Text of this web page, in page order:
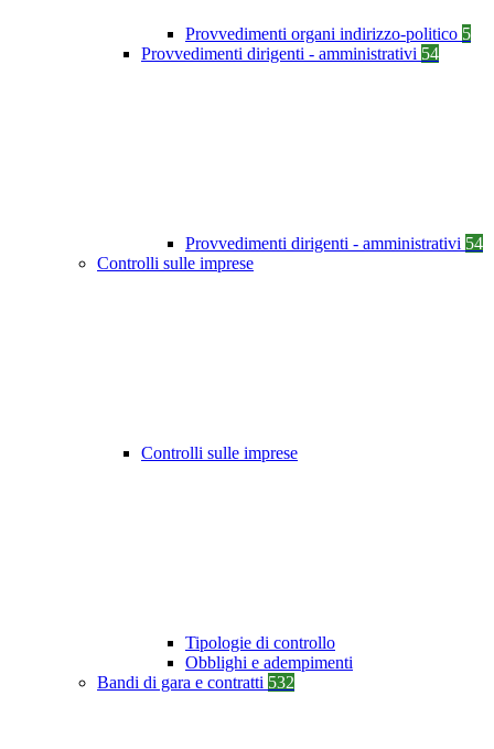
Provvedimenti organi indirizzo-politico 5
Provvedimenti dirigenti - amministrativi 54
Provvedimenti dirigenti - amministrativi 54
Controlli sulle imprese
Controlli sulle imprese
Tipologie di controllo
Obblighi e adempimenti
Bandi di gara e contratti 532